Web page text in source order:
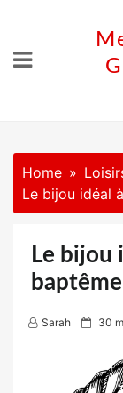
content
Home
Le bijou idéal
Le bijou
Sarah
P
t
30